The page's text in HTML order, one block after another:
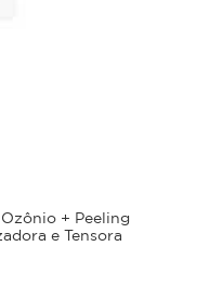
+ Peeling
e Tensora